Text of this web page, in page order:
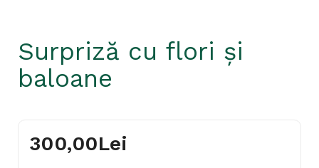
Surpriză cu flori și
baloane
300,00Lei